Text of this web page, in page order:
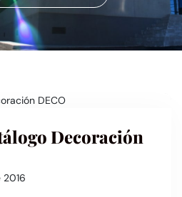
Decoración